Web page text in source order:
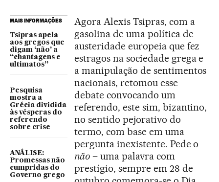
MAIS INFORMAÇÕES
Tsipras apela
aos gregos que
digam ‘não’ a
“chantagens e
ultimatos”
Pesquisa
mostra a
Grécia dividida
às vésperas do
referendo
sobre crise
ANÁLISE:
Promessas não
cumpridas do
Governo grego
Agora Alexis Tsipras, com a
gasolina de uma política de
austeridade europeia que fez
estragos na sociedade grega e
a manipulação de sentimentos
nacionais, retomou esse
debate convocando um
referendo, este sim, bizantino,
no sentido pejorativo do
termo, com base em uma
pergunta inexistente. Pede o
não– uma palavra com
prestígio, sempre em 28 de